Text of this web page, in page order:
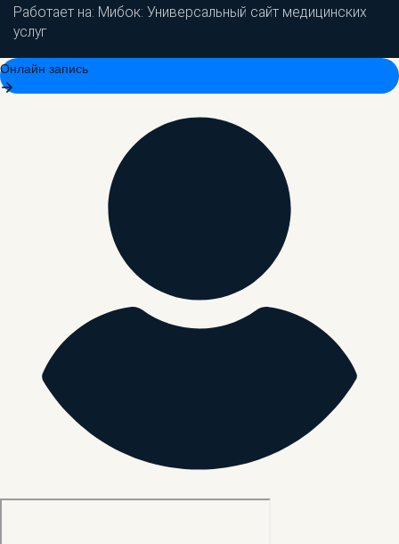
Работает на: Мибок: Универсальный сайт медицинских
услуг